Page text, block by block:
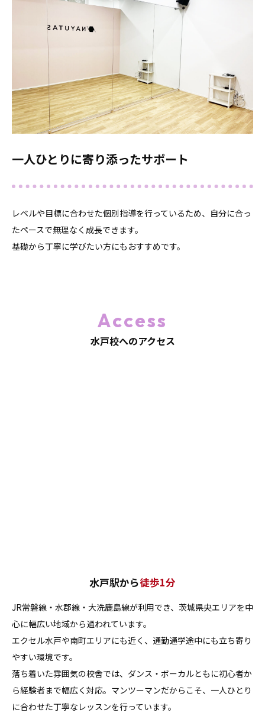
一人ひとりに寄り添ったサポート
レベルや目標に合わせた個別指導を行っているため、自分に合っ
たペースで無理なく成長できます。
基礎から丁寧に学びたい方にもおすすめです。
Access
水戸校へのアクセス
水戸駅から徒歩1分
JR常磐線・水郡線・大洗鹿島線が利用でき、茨城県央エリアを中
心に幅広い地域から通われています。
エクセル水戸や南町エリアにも近く、通勤通学途中にも立ち寄り
やすい環境です。
落ち着いた雰囲気の校舎では、ダンス・ボーカルともに初心者か
ら経験者まで幅広く対応。マンツーマンだからこそ、一人ひとり
に合わせた丁寧なレッスンを行っています。